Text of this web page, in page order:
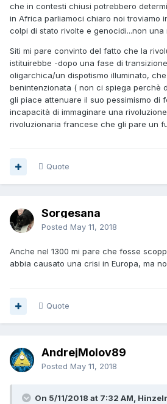
che in contesti chiusi potrebbero
in Africa parliamoci chiaro noi troviamo
colpi di stato rivolte e genocidi...non una
Siti mi pare convinto del fatto che la
istituirebbe -dopo una fase di
oligarchica/un dispotismo illuminato,
benintenzionata ( non ci spiega perchè
gli piace attenuare il suo pessimismo di
incapacità di immaginare una
rivoluzionaria francese che gli pare un
Quote
Sorgesana
Posted May 11, 2018
Anche nel 1300 mi pare che fosse
abbia causato una crisi in Europa, ma
Quote
AndrejMolov89
Posted May 11, 2018
On 5/11/2018 at 7:32 AM,